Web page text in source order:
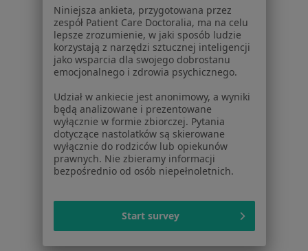
Dla lekarzy
Dla placówek medycznych
Noa Notes nowość
Baza wiedzy
Centrum Pomocy dla Specjalisty
Kontakt ZnanyLekarz - Strona główna
ZnanyLekarz Sp. z o.o.
ul. Kolejowa 5/7
01-217 Warszawa, Polska
KRS: ⁠0000347997
REGON: ⁠142276657
Niniejsza ankieta, przygotowana przez
zespół Patient Care Doctoralia, ma na celu
lepsze zrozumienie, w jaki sposób ludzie
korzystają z narzędzi sztucznej inteligencji
jako wsparcia dla swojego dobrostanu
emocjonalnego i zdrowia psychicznego.
Udział w ankiecie jest anonimowy, a wyniki
będą analizowane i prezentowane
wyłącznie w formie zbiorczej. Pytania
dotyczące nastolatków są skierowane
wyłącznie do rodziców lub opiekunów
prawnych. Nie zbieramy informacji
bezpośrednio od osób niepełnoletnich.
Start survey